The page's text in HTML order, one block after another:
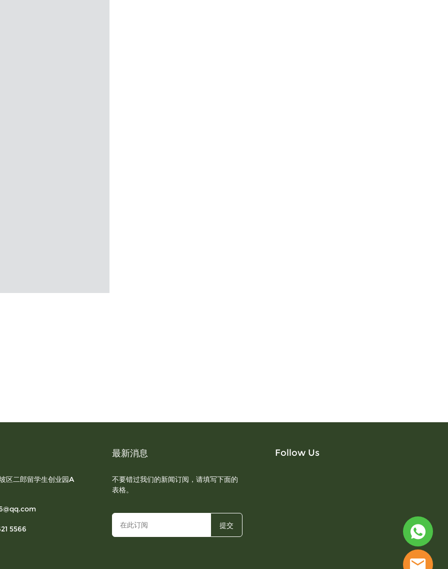
区二郎留学生创业园A
5566
最新消息
不要错过我们的新闻订阅，请填写下面的
表格。
提交
Follow Us